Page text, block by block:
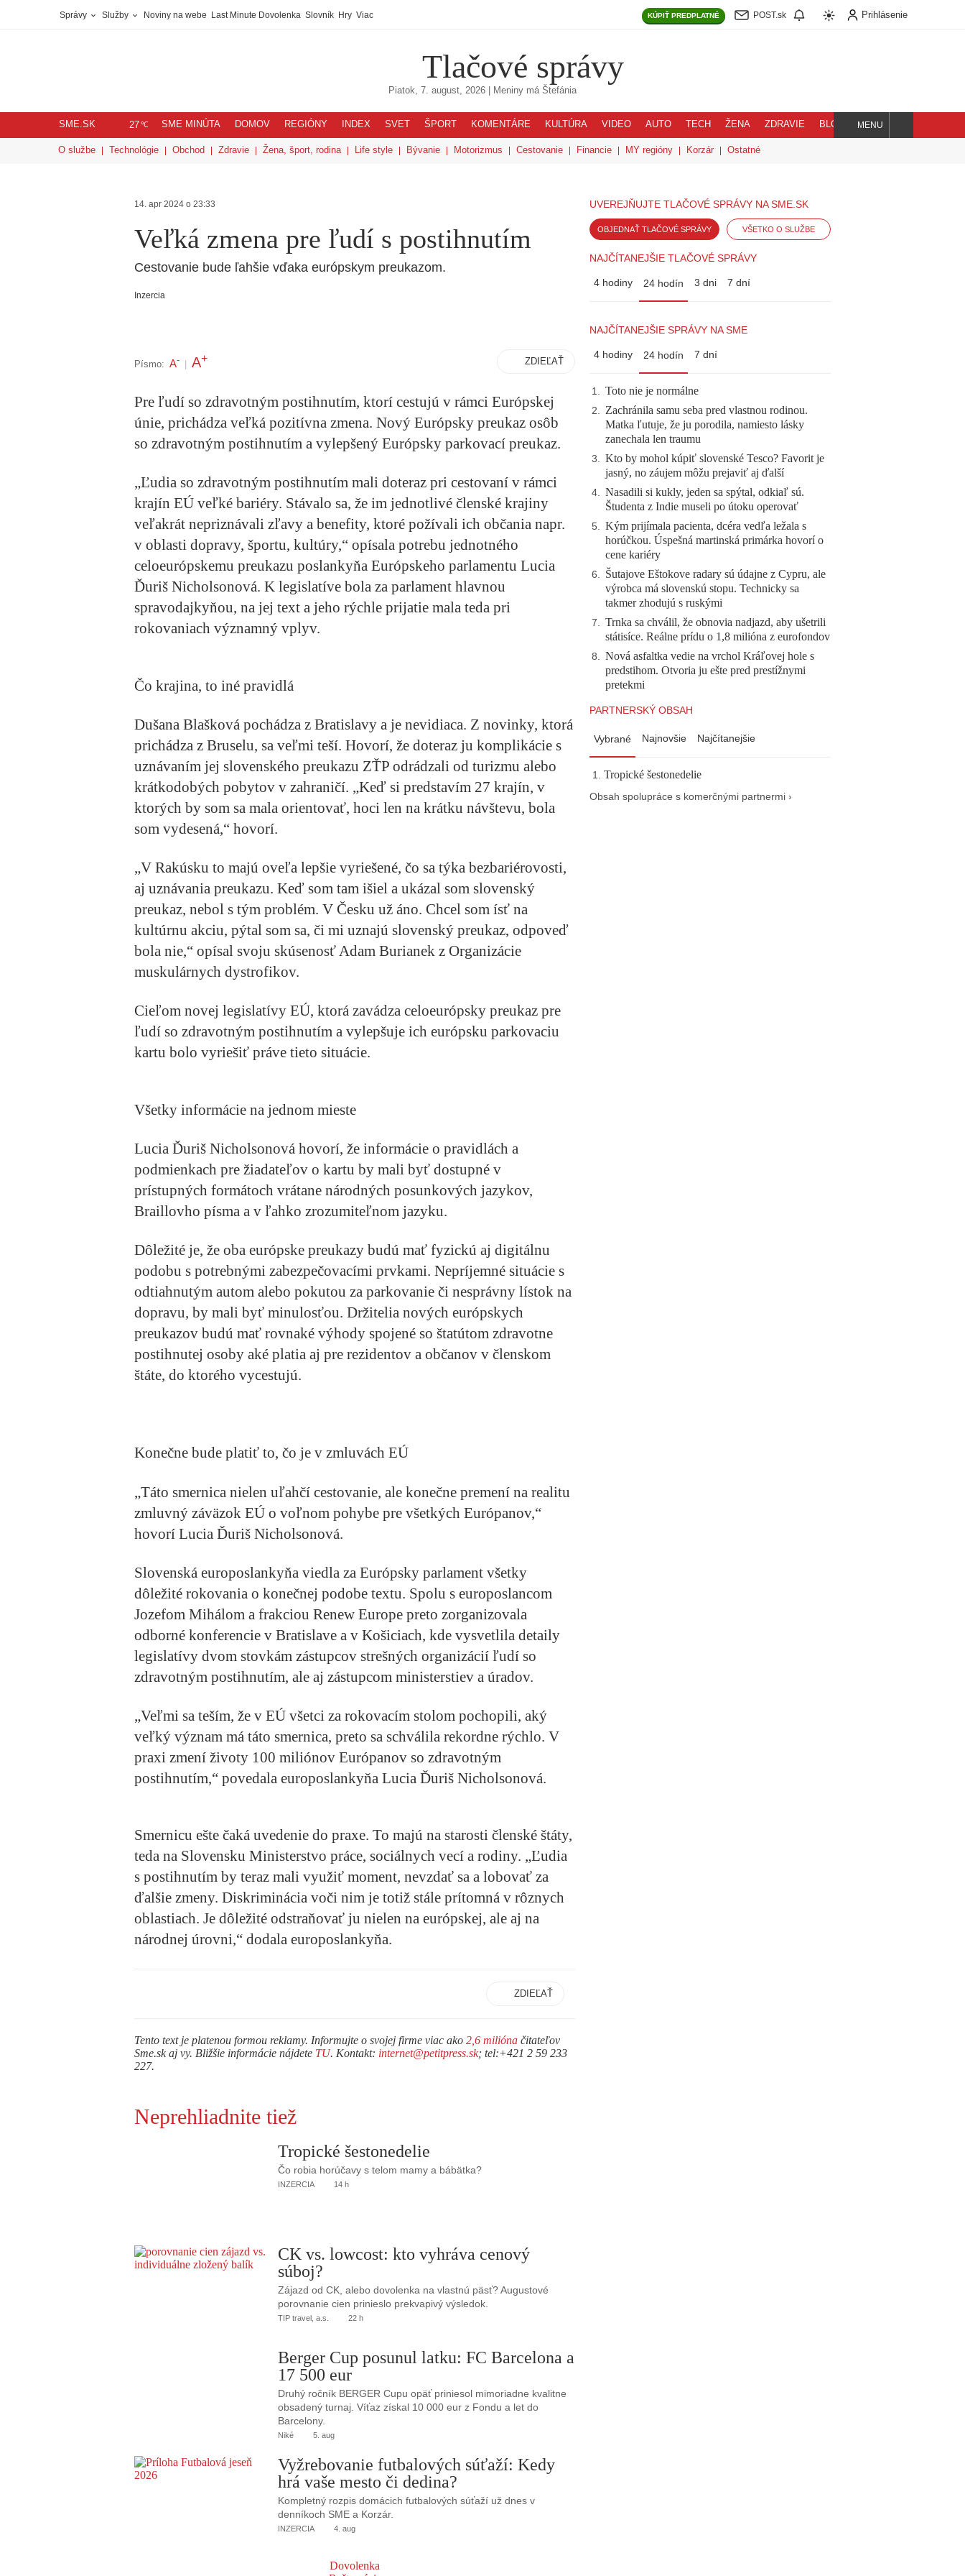
Správy Služby Noviny na webe Last Minute Dovolenka Slovník Hry Viac KÚPIŤ PREDPLATNÉ POST.sk Prihlásenie
Tlačové správy
Piatok, 7. august, 2026 | Meniny má Štefánia
SME.SK 27℃ SME MINÚTA DOMOV REGIÓNY INDEX SVET ŠPORT KOMENTÁRE KULTÚRA VIDEO AUTO TECH ŽENA ZDRAVIE BLOG
Hľadaj
MENU
O službe Technológie Obchod Zdravie Žena, šport, rodina Life style Bývanie Motorizmus Cestovanie Financie MY regióny Korzár Ostatné
14. apr 2024 o 23:33
Veľká zmena pre ľudí s postihnutím
Cestovanie bude ľahšie vďaka európskym preukazom.
Inzercia
Písmo: A- A+ ZDIEĽAŤ
Pre ľudí so zdravotným postihnutím, ktorí cestujú v rámci Európskej
únie, prichádza veľká pozitívna zmena. Nový Európsky preukaz osôb
so zdravotným postihnutím a vylepšený Európsky parkovací preukaz.
„Ľudia so zdravotným postihnutím mali doteraz pri cestovaní v rámci
krajín EÚ veľké bariéry. Stávalo sa, že im jednotlivé členské krajiny
veľakrát nepriznávali zľavy a benefity, ktoré požívali ich občania napr.
v oblasti dopravy, športu, kultúry,“ opísala potrebu jednotného
celoeurópskemu preukazu poslankyňa Európskeho parlamentu Lucia
Ďuriš Nicholsonová. K legislatíve bola za parlament hlavnou
spravodajkyňou, na jej text a jeho rýchle prijatie mala teda pri
rokovaniach významný vplyv.
Čo krajina, to iné pravidlá
Dušana Blašková pochádza z Bratislavy a je nevidiaca. Z novinky, ktorá
prichádza z Bruselu, sa veľmi teší. Hovorí, že doteraz ju komplikácie s
uznávaním jej slovenského preukazu ZŤP odrádzali od turizmu alebo
krátkodobých pobytov v zahraničí. „Keď si predstavím 27 krajín, v
ktorých by som sa mala orientovať, hoci len na krátku návštevu, bola
som vydesená,“ hovorí.
„V Rakúsku to majú oveľa lepšie vyriešené, čo sa týka bezbariérovosti,
aj uznávania preukazu. Keď som tam išiel a ukázal som slovenský
preukaz, nebol s tým problém. V Česku už áno. Chcel som ísť na
kultúrnu akciu, pýtal som sa, či mi uznajú slovenský preukaz, odpoveď
bola nie,“ opísal svoju skúsenosť Adam Burianek z Organizácie
muskulárnych dystrofikov.
Cieľom novej legislatívy EÚ, ktorá zavádza celoeurópsky preukaz pre
ľudí so zdravotným postihnutím a vylepšuje ich európsku parkovaciu
kartu bolo vyriešiť práve tieto situácie.
Všetky informácie na jednom mieste
Lucia Ďuriš Nicholsonová hovorí, že informácie o pravidlách a
podmienkach pre žiadateľov o kartu by mali byť dostupné v
prístupných formátoch vrátane národných posunkových jazykov,
Braillovho písma a v ľahko zrozumiteľnom jazyku.
Dôležité je, že oba európske preukazy budú mať fyzickú aj digitálnu
podobu s potrebnými zabezpečovacími prvkami. Nepríjemné situácie s
odtiahnutým autom alebo pokutou za parkovanie či nesprávny lístok na
dopravu, by mali byť minulosťou. Držitelia nových európskych
preukazov budú mať rovnaké výhody spojené so štatútom zdravotne
postihnutej osoby aké platia aj pre rezidentov a občanov v členskom
štáte, do ktorého vycestujú.
Konečne bude platiť to, čo je v zmluvách EÚ
„Táto smernica nielen uľahčí cestovanie, ale konečne premení na realitu
zmluvný záväzok EÚ o voľnom pohybe pre všetkých Európanov,“
hovorí Lucia Ďuriš Nicholsonová.
Slovenská europoslankyňa viedla za Európsky parlament všetky
dôležité rokovania o konečnej podobe textu. Spolu s europoslancom
Jozefom Mihálom a frakciou Renew Europe preto zorganizovala
odborné konferencie v Bratislave a v Košiciach, kde vysvetlila detaily
legislatívy dvom stovkám zástupcov strešných organizácií ľudí so
zdravotným postihnutím, ale aj zástupcom ministerstiev a úradov.
„Veľmi sa teším, že v EÚ všetci za rokovacím stolom pochopili, aký
veľký význam má táto smernica, preto sa schválila rekordne rýchlo. V
praxi zmení životy 100 miliónov Európanov so zdravotným
postihnutím,“ povedala europoslankyňa Lucia Ďuriš Nicholsonová.
Smernicu ešte čaká uvedenie do praxe. To majú na starosti členské štáty,
teda na Slovensku Ministerstvo práce, sociálnych vecí a rodiny. „Ľudia
s postihnutím by teraz mali využiť moment, nevzdať sa a lobovať za
ďalšie zmeny. Diskriminácia voči nim je totiž stále prítomná v rôznych
oblastiach. Je dôležité odstraňovať ju nielen na európskej, ale aj na
národnej úrovni,“ dodala europoslankyňa.
ZDIEĽAŤ
Tento text je platenou formou reklamy. Informujte o svojej firme viac ako 2,6 milióna čitateľov
Sme.sk aj vy. Bližšie informácie nájdete TU. Kontakt: internet@petitpress.sk; tel:+421 2 59 233
227.
UVEREJŇUJTE TLAČOVÉ SPRÁVY NA SME.SK
OBJEDNAŤ TLAČOVÉ SPRÁVY VŠETKO O SLUŽBE
NAJČÍTANEJŠIE TLAČOVÉ SPRÁVY
4 hodiny 24 hodín 3 dni 7 dní
NAJČÍTANEJŠIE SPRÁVY NA SME
4 hodiny 24 hodín 7 dní
1. Toto nie je normálne
2. Zachránila samu seba pred vlastnou rodinou.
Matka ľutuje, že ju porodila, namiesto lásky
zanechala len traumu
3. Kto by mohol kúpiť slovenské Tesco? Favorit je
jasný, no záujem môžu prejaviť aj ďalší
4. Nasadili si kukly, jeden sa spýtal, odkiaľ sú.
Študenta z Indie museli po útoku operovať
5. Kým prijímala pacienta, dcéra vedľa ležala s
horúčkou. Úspešná martinská primárka hovorí o
cene kariéry
6. Šutajove Eštokove radary sú údajne z Cypru, ale
výrobca má slovenskú stopu. Technicky sa
takmer zhodujú s ruskými
7. Trnka sa chválil, že obnovia nadjazd, aby ušetrili
státisíce. Reálne prídu o 1,8 milióna z eurofondov
8. Nová asfaltka vedie na vrchol Kráľovej hole s
predstihom. Otvoria ju ešte pred prestížnymi
pretekmi
PARTNERSKÝ OBSAH
Vybrané Najnovšie Najčítanejšie
Tropické šestonedelie
Obsah spolupráce s komerčnými partnermi ›
Neprehliadnite tiež
Tropické šestonedelie
Čo robia horúčavy s telom mamy a bábätka?
INZERCIA 14 h
CK vs. lowcost: kto vyhráva cenový
súboj?
Zájazd od CK, alebo dovolenka na vlastnú päsť? Augustové
porovnanie cien prinieslo prekvapivý výsledok.
TIP travel, a.s. 22 h
Berger Cup posunul latku: FC Barcelona a
17 500 eur
Druhý ročník BERGER Cupu opäť priniesol mimoriadne kvalitne
obsadený turnaj. Víťaz získal 10 000 eur z Fondu a let do
Barcelony.
Niké 5. aug
Vyžrebovanie futbalových súťaží: Kedy
hrá vaše mesto či dedina?
Kompletný rozpis domácich futbalových súťaží už dnes v
denníkoch SME a Korzár.
INZERCIA 4. aug
Dovolenka